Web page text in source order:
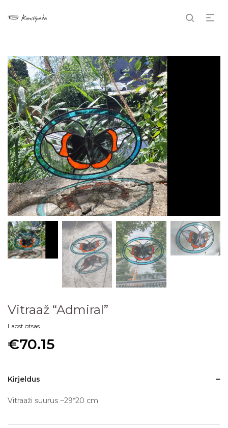
Vitraaž “Admiral”
Laost otsas
€70.15
Kirjeldus
Vitraaži suurus ~29*20 cm